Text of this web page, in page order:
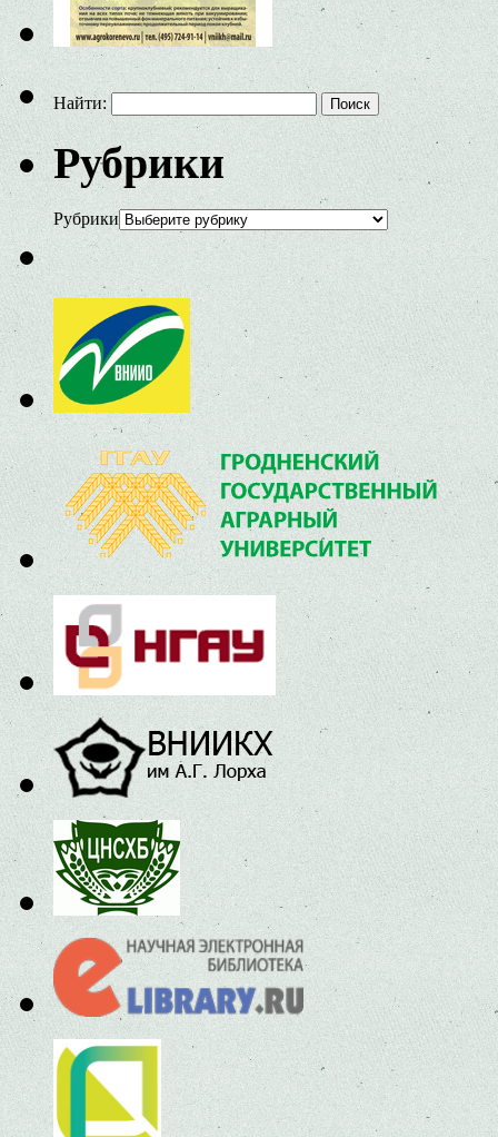
Найти:
Рубрики
Рубрики